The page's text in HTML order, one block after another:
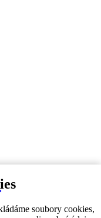
soubory cookies,